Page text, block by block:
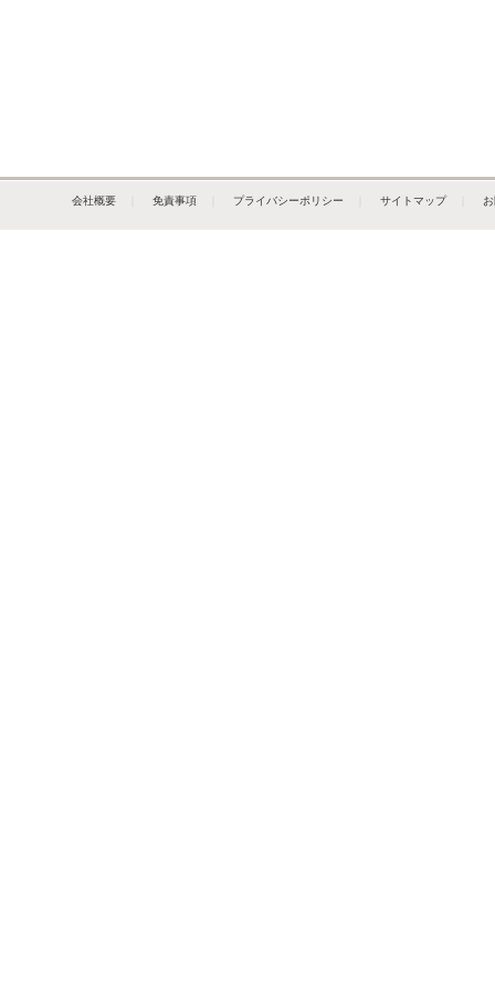
会社概要 免責事項 プライバシーポリシー サイトマップ｜